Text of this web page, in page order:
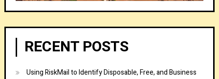
RECENT POSTS
Using RiskMail to Identify Disposable, Free, and Business